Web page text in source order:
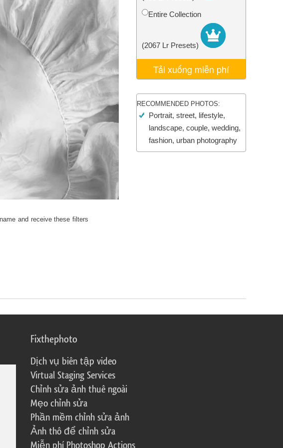
Dữ liệu Đào tạo AI Video Editing ServicesEntire Collection
(2067 Lr Presets)
Tải xuống miễn phí
RECOMMENDED PHOTOS:
Portrait, street, lifestyle,
landscape, couple, wedding,
fashion, urban photography
and receive these filters
Fixthephoto
Dịch vụ biên tập video
Virtual Staging Services
Chỉnh sửa ảnh thuê ngoài
Mẹo chỉnh sửa
Phần mềm chỉnh sửa ảnh
Ảnh thô để chỉnh sửa
Miễn phí Photoshop Actions